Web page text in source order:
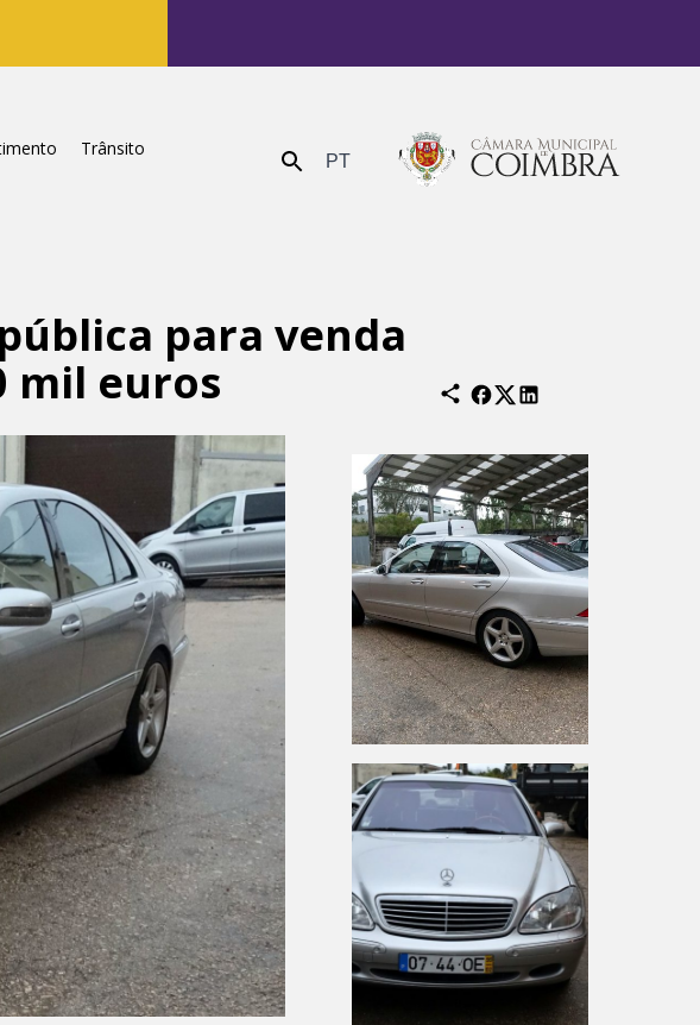
Trânsito
Enviar PT
para venda
mil euros